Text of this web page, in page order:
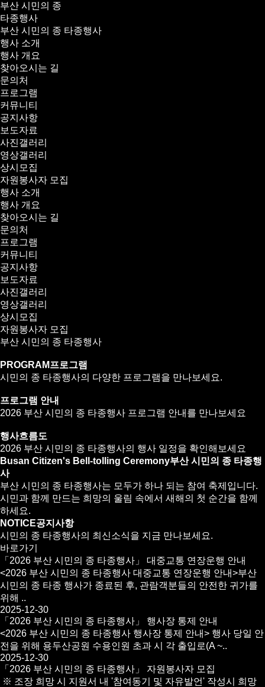
부산 시민의 종
타종행사
부산 시민의 종 타종행사
행사 소개
행사 개요
찾아오시는 길
문의처
프로그램
커뮤니티
공지사항
보도자료
사진갤러리
영상갤러리
상시모집
자원봉사자 모집
행사 소개
행사 개요
찾아오시는 길
문의처
프로그램
커뮤니티
공지사항
보도자료
사진갤러리
영상갤러리
상시모집
자원봉사자 모집
부산 시민의 종 타종행사
PROGRAM프로그램
시민의 종 타종행사의 다양한 프로그램을 만나보세요.
프로그램 안내
2026 부산 시민의 종 타종행사 프로그램 안내를 만나보세요
행사흐름도
2026 부산 시민의 종 타종행사의 행사 일정을 확인해보세요
Busan Citizen's Bell-tolling Ceremony부산 시민의 종 타종행
사
부산 시민의 종 타종행사는 모두가 하나 되는 참여 축제입니다.
시민과 함께 만드는 희망의 울림 속에서 새해의 첫 순간을 함께
하세요.
NOTICE공지사항
시민의 종 타종행사의 최신소식을 지금 만나보세요.
바로가기
「2026 부산 시민의 종 타종행사」 대중교통 연장운행 안내
<2026 부산 시민의 종 타종행사 대중교통 연장운행 안내>부산
시민의 종 타종 행사가 종료된 후, 관람객분들의 안전한 귀가를
위해 ..
2025-12-30
「2026 부산 시민의 종 타종행사」 행사장 통제 안내
<2026 부산 시민의 종 타종행사 행사장 통제 안내> 행사 당일 안
전을 위해 용두산공원 수용인원 초과 시 각 출입로(A ~..
2025-12-30
「2026 부산 시민의 종 타종행사」 자원봉사자 모집
※ 조장 희망 시 지원서 내 '참여동기 및 자유발언' 작성시 희망